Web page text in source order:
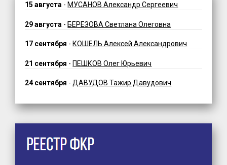
15 августа - МУСАНОВ Александр Сергеевич
29 августа - БЕРЕЗОВА Светлана Олеговна
17 сентября - КОШЕЛЬ Алексей Александрович
21 сентября - ПЕШКОВ Олег Юрьевич
24 сентября -ДАВУДОВ Тажир Давудович